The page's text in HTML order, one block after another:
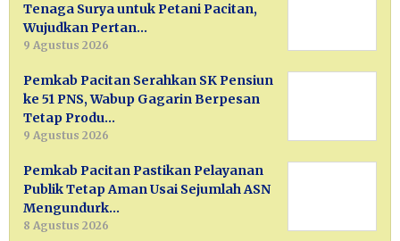
Tenaga Surya untuk Petani Pacitan,
Wujudkan Pertan…
9 Agustus 2026
Pemkab Pacitan Serahkan SK Pensiun
ke 51 PNS, Wabup Gagarin Berpesan
Tetap Produ…
9 Agustus 2026
Pemkab Pacitan Pastikan Pelayanan
Publik Tetap Aman Usai Sejumlah ASN
Mengundurk…
8 Agustus 2026